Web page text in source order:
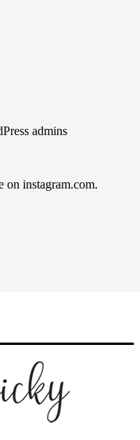
admins
on instagram.com.